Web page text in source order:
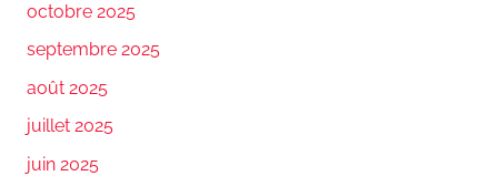
octobre 2025
septembre 2025
août 2025
juillet 2025
juin 2025